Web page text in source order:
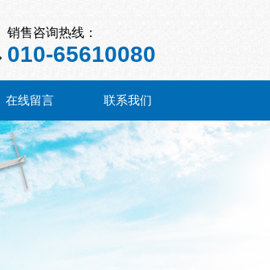
销售咨询热线：
010-65610080
在线留言 联系我们